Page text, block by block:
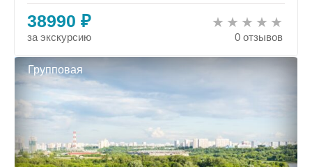
38990 ₽
за экскурсию 0 отзывов
Групповая